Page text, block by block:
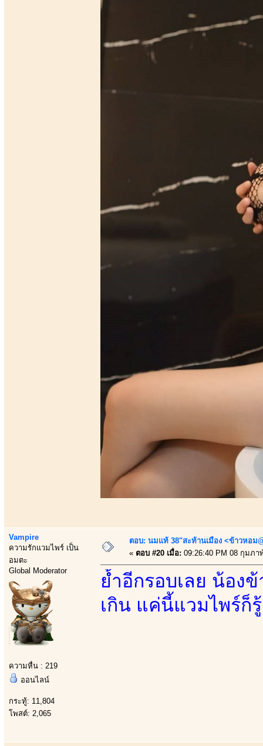
Vampire
ความรักแวมไพร์ เป็น
อมตะ
Global Moderator
ความหื่น : 219
ออนไลน์
กระทู้: 11,804
โพสต์: 2,065
ตอบ: นมแท้ 38"สะท้านเมือง <ข้าวหอม
« ตอบ #20 เมื่อ: 09:26:40 PM 08 กุมภา
ย้ำอีกรอบเลย น้อง
เกิน แค่นี้แวมไพร์ก็